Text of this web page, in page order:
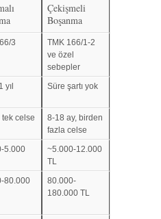
Çekişmeli
Boşanma
3
TMK 166/1-2
ve özel
sebepler
yıl Süre şartı yok
tek celse
8-18 ay, birden
fazla celse
5.000
~5.000-12.000
TL
80.000
80.000-
180.000 TL